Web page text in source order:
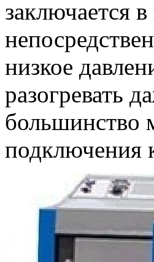
заключается
низкое
разогревать
большинство
подключения